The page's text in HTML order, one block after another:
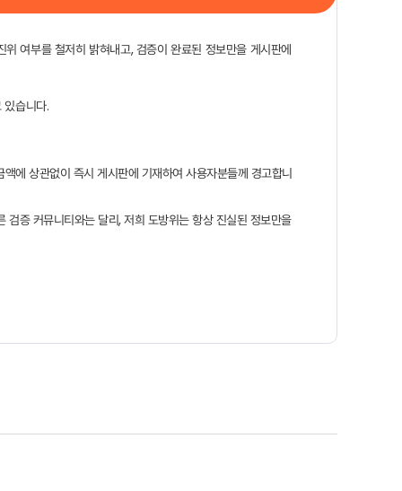
여부를 철저히 밝혀내고, 검증이 완료된 정보만을 게시판에
습니다.
에 상관없이 즉시 게시판에 기재하여 사용자분들께 경고합니
증 커뮤니티와는 달리, 저희 도방위는 항상 진실된 정보만을